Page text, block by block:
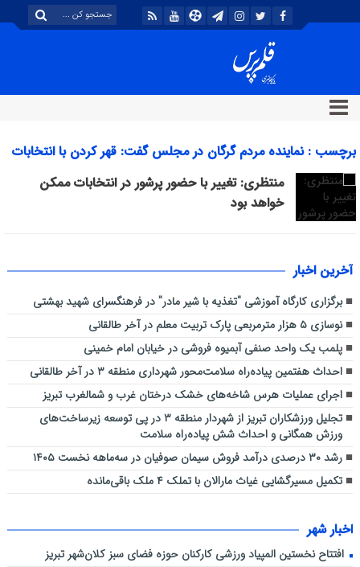
برچسب : نماینده مردم گرگان در مجلس گفت: قهر کردن با انتخابات
رفتار عقلانی نیست و اگر به دنبال تغییر هستیم این کار با حضور
پرشور در انتخابات میسر می‌شود. بایگانی - پایگاه خبری قلم پرس
منتظری: تغییر با حضور پرشور در انتخابات ممکن
خواهد بود
آخرین اخبار
برگزاری کارگاه آموزشی "تغذیه با شیر مادر" در فرهنگسرای شهید بهشتی
نوسازی ۵ هزار مترمربعی پارک تربیت معلم در آخر طالقانی
پلمب یک واحد صنفی آبمیوه فروشی در خیابان امام خمینی
احداث هفتمین پیاده‌راه سلامت‌محور شهرداری منطقه ۳ در آخر طالقانی
اجرای عملیات هرس شاخه‌های خشک درختان غرب و شمالغرب تبریز
تجلیل ورزشکاران تبریز از شهردار منطقه ۳ در پی توسعه زیرساخت‌های
ورزش همگانی و احداث شش پیاده‌راه سلامت
رشد ۳۰ درصدی درآمد فروش سیمان صوفیان در سه‌ماهه نخست ۱۴۰۵
تکمیل مسیرگشایی غیاث مارالان با تملک ۴ ملک باقی‌مانده
اخبار شهر
افتتاح نخستین المپیاد ورزشی کارکنان حوزه فضای سبز کلان‌شهر تبریز